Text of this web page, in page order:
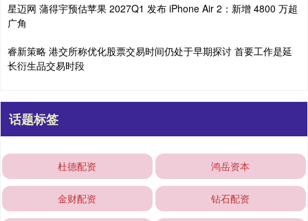
星迈网 蒲得宇预估苹果 2027Q1 发布 iPhone Air 2：新增 4800 万超
广角
睿新策略 港交所称优化股票交易时间仍处于早期探讨 首要工作是延
长衍生品交易时段
话题标签
杜德配资 鸿岳资本
金财配资 钻石配资